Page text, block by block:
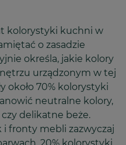
kolorystyki kuchni w
o zasadzie
określa, jakie kolory
urządzonym w tej
około 70% kolorystyki
neutralne kolory,
delikatne beże.
i fronty mebli zazwyczaj